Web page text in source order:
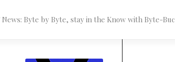
Byte by Byte, stay in the Know with Byte-